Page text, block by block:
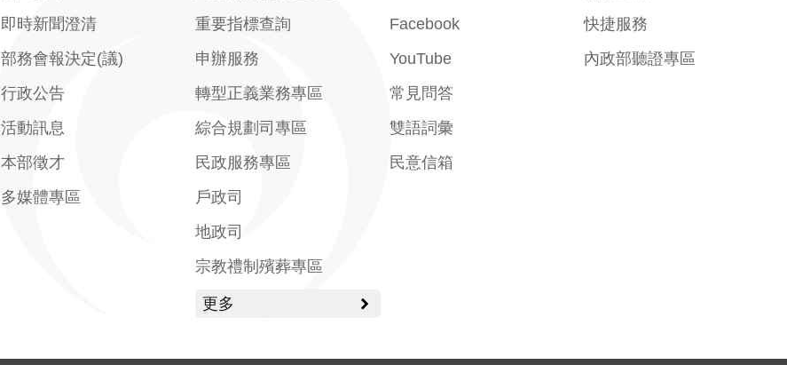
即時新聞澄清
部務會報決定(議)
行政公告
活動訊息
本部徵才
多媒體專區
重要指標查詢
申辦服務
轉型正義業務專區
綜合規劃司專區
民政服務專區
戶政司
地政司
宗教禮制殯葬專區
更多
Facebook
YouTube
常見問答
雙語詞彙
民意信箱
快捷服務
內政部聽證專區